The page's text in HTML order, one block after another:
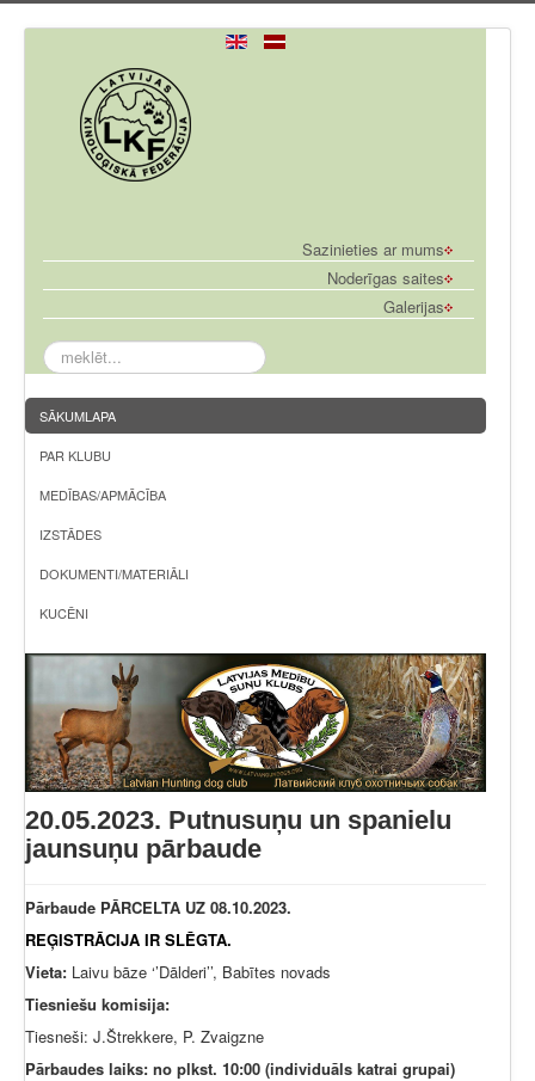
Sazinieties ar mums
Noderīgas saites
Galerijas
meklēt...
SĀKUMLAPA
PAR KLUBU
MEDĪBAS/APMĀCĪBA
IZSTĀDES
DOKUMENTI/MATERIĀLI
KUCĒNI
20.05.2023. Putnusuņu un spanielu
jaunsuņu pārbaude
Pārbaude PĀRCELTA UZ 08.10.2023.
REĢISTRĀCIJA IR SLĒGTA.
Vieta: Laivu bāze ‘’Dālderi’’, Babītes novads
Tiesniešu komisija:
Tiesneši: J.Štrekkere, P. Zvaigzne
Pārbaudes laiks: no plkst. 10:00 (individuāls katrai grupai)